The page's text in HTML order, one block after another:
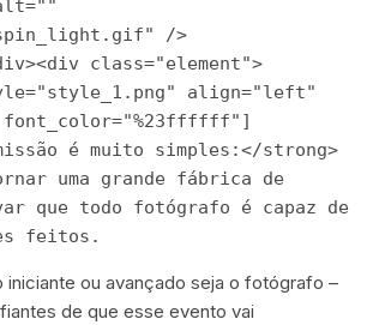
iniciante ou avançado seja o fotógrafo –
de que esse evento vai